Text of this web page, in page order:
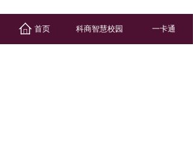
2022-09-12
机电设备安装与维修
2022-09-12
首页 科商智慧校园 一卡通